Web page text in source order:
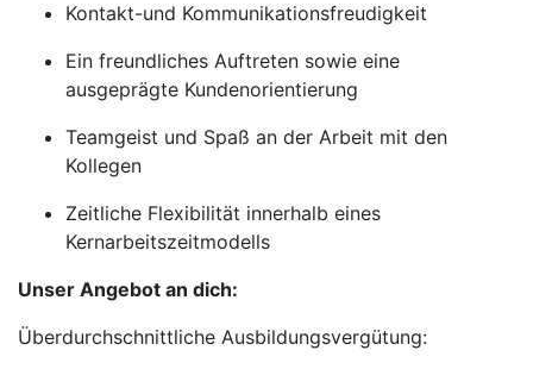
Kontakt-und Kommunikationsfreudigkeit
Ein freundliches Auftreten sowie eine
ausgeprägte Kundenorientierung
Teamgeist und Spaß an der Arbeit mit den
Kollegen
Zeitliche Flexibilität innerhalb eines
Kernarbeitszeitmodells
Unser Angebot an dich:
Überdurchschnittliche Ausbildungsvergütung: